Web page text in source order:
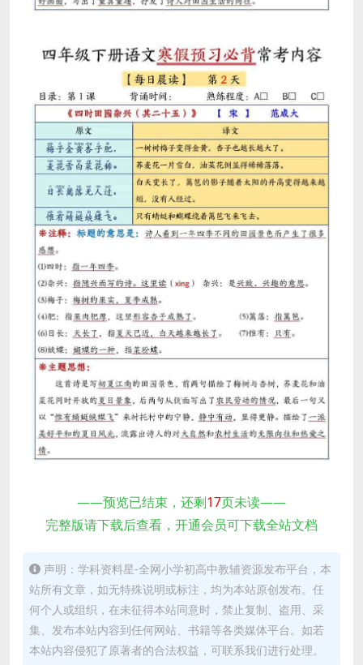
——预览已结束，还剩17页未读——
完整版请下载后查看，开通会员可下载全站文档
声明：学科资料星-全网小学初高中教辅资源发布平台，本
站所有文章，如无特殊说明或标注，均为本站原创发布。任
何个人或组织，在未征得本站同意时，禁止复制、盗用、采
集、发布本站内容到任何网站、书籍等各类媒体平台。如若
本站内容侵犯了原著者的合法权益，可联系我们进行处理。